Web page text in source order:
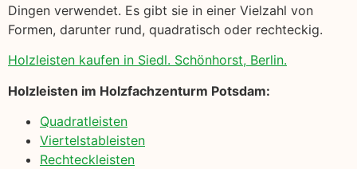
Dingen verwendet. Es gibt sie in einer Vielzahl von
Formen, darunter rund, quadratisch oder rechteckig.
Holzleisten kaufen in Siedl. Schönhorst, Berlin.
Holzleisten im Holzfachzenturm Potsdam:
Quadratleisten
Viertelstableisten
Rechteckleisten